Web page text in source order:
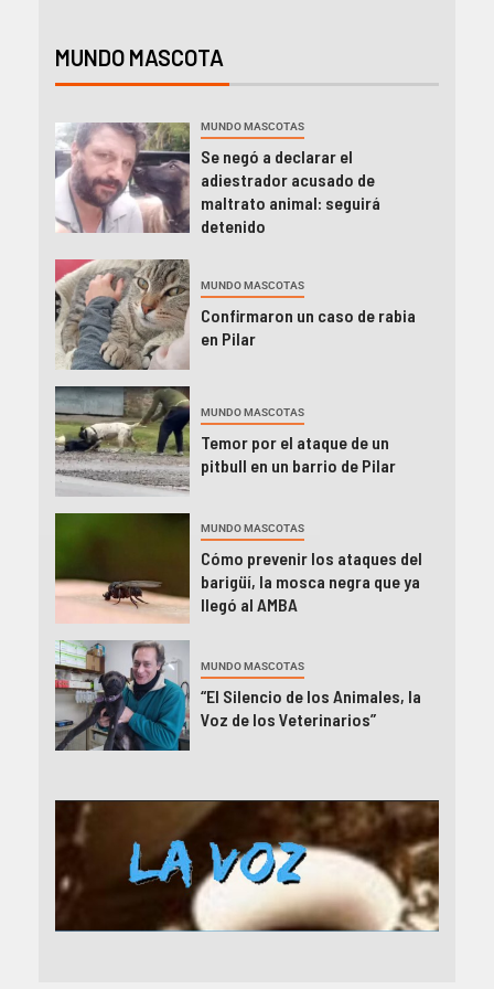
MUNDO MASCOTA
MUNDO MASCOTAS
Se negó a declarar el
adiestrador acusado de
maltrato animal: seguirá
detenido
MUNDO MASCOTAS
Confirmaron un caso de rabia
en Pilar
MUNDO MASCOTAS
Temor por el ataque de un
pitbull en un barrio de Pilar
MUNDO MASCOTAS
Cómo prevenir los ataques del
barigüí, la mosca negra que ya
llegó al AMBA
MUNDO MASCOTAS
“El Silencio de los Animales, la
Voz de los Veterinarios”